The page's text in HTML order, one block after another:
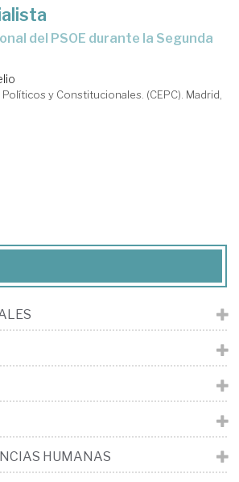
y Constitucionales. (CEPC). Madrid,
HUMANAS